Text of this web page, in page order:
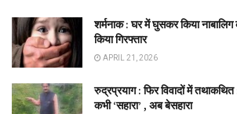
शर्मनाक : घर में घुसकर किया
किया गिरफ्तार
APRIL 21, 2026
रुद्रप्रयाग : फिर विवादों में तथाकथित
कभी ‘सहारा’ , अब बेसहारा